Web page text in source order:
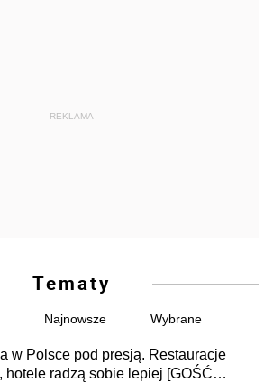
REKLAMA
Tematy
Najnowsze Wybrane
w Polsce pod presją. Restauracje
hotele radzą sobie lepiej [GOŚĆ